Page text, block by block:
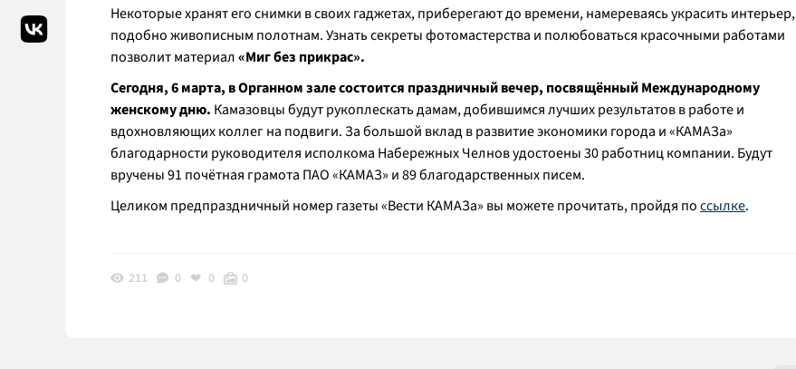
Некоторые хранят его снимки в своих гаджетах, приберегают до времени, намереваясь украсить интерьер,
подобно живописным полотнам.Узнать секреты фотомастерства и полюбоваться красочными работами
позволит материал«Миг без прикрас».
Сегодня, 6 марта, в Органном зале состоится праздничный вечер, посвящённый Международному
женскому дню. Камазовцы будут рукоплескать дамам, добившимся лучших результатов в работе и
вдохновляющих коллег на подвиги. За большой вклад в развитие экономики города и «КАМАЗа»
благодарности руководителя исполкома Набережных Челнов удостоены 30 работниц компании. Будут
вручены 91 почётная грамота ПАО «КАМАЗ» и 89 благодарственных писем.
Целиком предпраздничный номер газеты «Вести КАМАЗа» вы можете прочитать, пройдя поссылке.
211 0 0 0